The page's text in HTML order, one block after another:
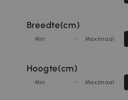
Breedte(cm)
Min - Maximaal
Hoogte(cm)
Min - Maximaal